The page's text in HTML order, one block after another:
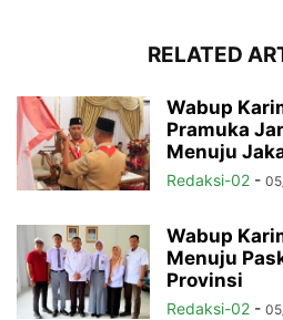
RELATED
Wabup
Pramuka
Menuju
Redaksi-02 -
Wabup
Menuju
Provinsi
Redaksi-02 -